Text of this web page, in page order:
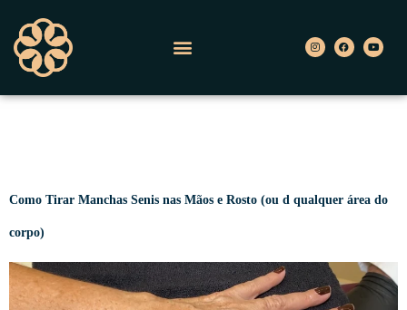
Como Tirar Manchas Senis nas Mãos e Rosto (ou d qualquer área do
corpo)